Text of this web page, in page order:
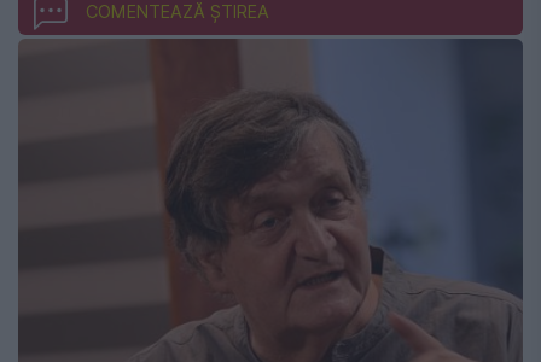
COMENTEAZĂ ȘTIREA